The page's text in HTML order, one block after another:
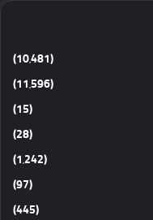
(10٬481)
(11٬596)
(15)
(28)
(1٬242)
(97)
(445)